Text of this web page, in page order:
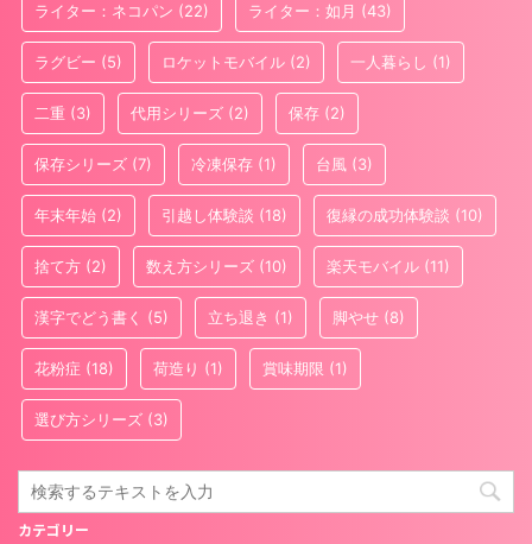
ライター：ネコパン (22) ライター：如月 (43)
ラグビー (5) ロケットモバイル (2) 一人暮らし (1)
二重 (3) 代用シリーズ (2) 保存 (2)
保存シリーズ (7) 冷凍保存 (1) 台風 (3)
年末年始 (2) 引越し体験談 (18) 復縁の成功体験談 (10)
捨て方 (2) 数え方シリーズ (10) 楽天モバイル (11)
漢字でどう書く (5) 立ち退き (1) 脚やせ (8)
花粉症 (18) 荷造り (1) 賞味期限 (1)
選び方シリーズ (3)
カテゴリー